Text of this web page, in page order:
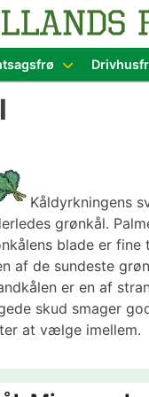
Kåldyrkningens
grønkål.
blade er
af de sundeste
er en af
skud smager
at vælge imellem.